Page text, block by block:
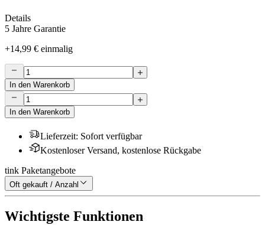
Details
5 Jahre Garantie
+14,99 € einmalig
In den Warenkorb
In den Warenkorb
Lieferzeit: Sofort verfügbar
Kostenloser Versand, kostenlose Rückgabe
tink Paketangebote
Oft gekauft / Anzahl
Wichtigste Funktionen